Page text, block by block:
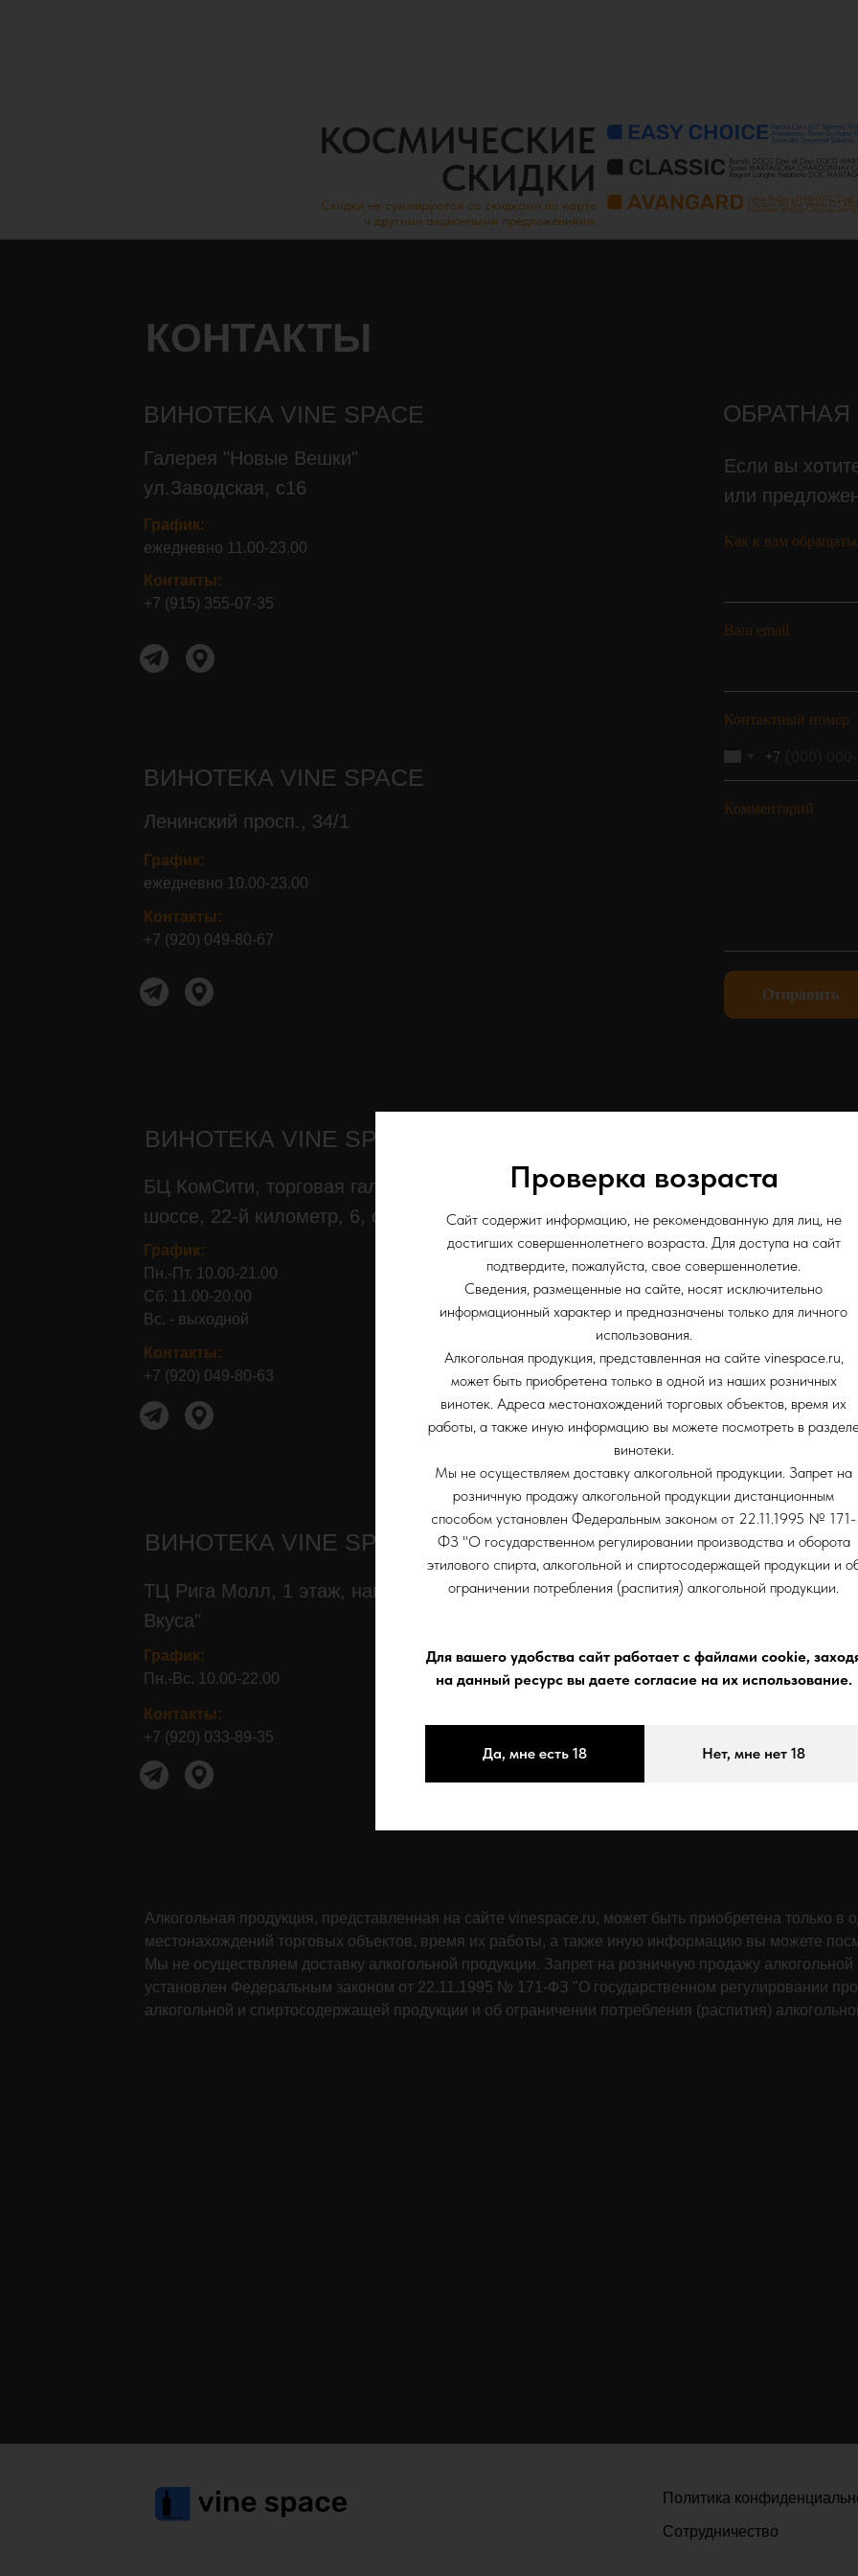
Проверка возраста
Сайт содержит информацию, не рекомендованную для лиц, не
достигших совершеннолетнего возраста. Для доступа на сайт
подтвердите, пожалуйста, свое совершеннолетие.
Сведения, размещенные на сайте, носят исключительно
информационный характер и предназначены только для личного
использования.
Алкогольная продукция, представленная на сайте vinespace.ru,
может быть приобретена только в одной из наших розничных
винотек. Адреса местонахождений торговых объектов, время их
работы, а также иную информацию вы можете посмотреть в
винотеки.
Мы не осуществляем доставку алкогольной продукции. Запрет на
розничную продажу алкогольной продукции дистанционным
способом установлен Федеральным законом от 22.11.1995 № 171-
ФЗ "О государственном регулировании производства и оборота
этилового спирта, алкогольной и спиртосодержащей продукции и
ограничении потребления (распития) алкогольной продукции.
Для вашего удобства сайт работает с файлами cookie,
на данный ресурс вы даете согласие на их использование.
Да, мне есть 18 Нет, мне нет 18
Frühroter Veltliner «Hurra» Pet
«Hoopa» Pet Nat Veneto IGT
Pelisa Barbera D'Alba DOC
Regret Langhe Nebbiolo DOC
Soave MARTAGONA CHARDONNAY
Barolo DOCG Gavi di Gavi DOCG
Torre del Serpente
Maravento Terre Siciliane
Pietra Ceci IGT Salento
КОСМИЧЕСКИЕ
СКИДКИ
Скидки не суммируются со скидками по карте
и другими акционными предложениями.
ВИНОТЕКА VINE SPACE
ВИНОТЕКА VINE SPACE
Галерея "Новые Вешки"
ул.Заводская, с16
Ленинский просп., 34/1
График:
ежедневно 11.00-23.00
График:
ежедневно 10.00-23.00
Контакты:+7 (915) 355-07-35
Как к вам
Ваш email
Контактный номер
+7
Комментарий
Отправить
ОБРАТНАЯ
Если вы
или
КОНТАКТЫ
Алкогольная продукция, представленная на сайте vinespace.ru, может быть приобретена только в
местонахождений торговых объектов, время их работы, а также иную информацию вы можете
Мы не осуществляем доставку алкогольной продукции. Запрет на розничную продажу
установлен Федеральным законом от 22.11.1995 № 171-ФЗ "О государственном регулировании
алкогольной и спиртосодержащей продукции и об ограничении потребления (распития)
ВИНОТЕКА VINE SPACE
БЦ КомСити, торговая галерея, Киевское
шоссе, 22-й километр, 6, стр. 1
График:
Пн.-Пт. 10.00-21.00
Сб. 11.00-20.00
Вс. - выходной
Контакты:+7 (920) 049-80-67
ВИНОТЕКА VINE SPACE
ТЦ Рига Молл, 1 этаж, напротив "Азбука
Вкуса"
Контакты:+7 (920) 049-80-67
Контакты:
+7 (915) 355-07-35
Контакты:
+7 (920) 049-80-67
Контакты:
+7 (920) 049-80-63
Контакты:
+7 (920) 033-89-35
График:
Пн.-Вс. 10.00-22.00
Политика
Сотрудничество